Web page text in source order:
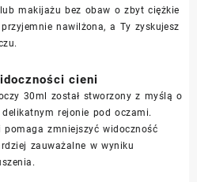
makijażu bez obaw o zbyt ciężkie
nawilżona, a Ty zyskujesz
cieni
30ml został stworzony z myślą o
rejonie pod oczami.
i pomaga zmniejszyć widoczność
zauważalne w wyniku